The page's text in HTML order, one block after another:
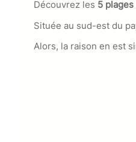
Découvrez les 5
Située au sud-est du
Alors, la raison en est